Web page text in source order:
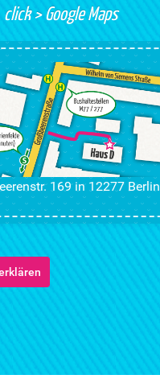
click > Google Maps
169 in 12277 Berlin